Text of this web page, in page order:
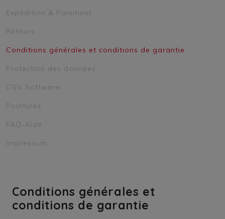
Conditions générales et
conditions de garantie
Expédition & Paiement
Retours
Conditions générales et conditions de garantie
Protection des données
CGV Software
Pointures
FAQ-Aide
Impressum